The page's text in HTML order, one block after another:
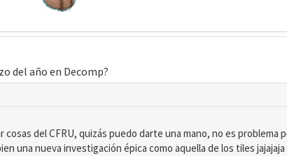
del año en Decomp?
cosas del CFRU, quizás puedo darte una mano, no es problema
una nueva investigación épica como aquella de los tiles jajajaja